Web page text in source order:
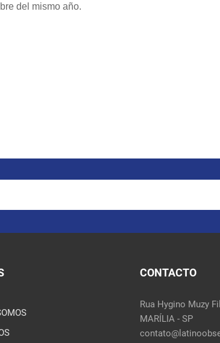
del mismo año.
CONTACTO
Rua Hygino Muzy
MARÍLIA - SP